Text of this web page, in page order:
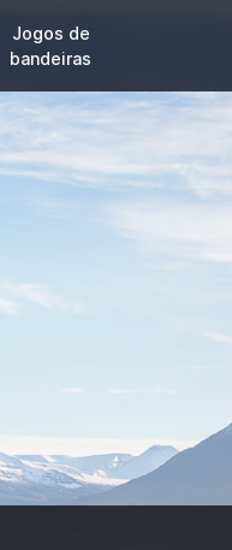
Jogos de
bandeiras